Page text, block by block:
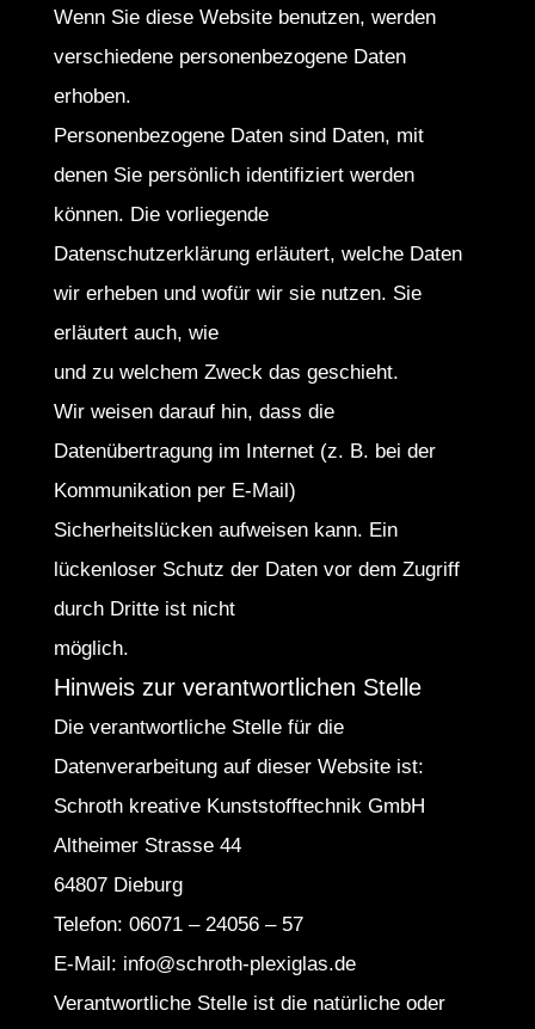
Wenn Sie diese Website benutzen, werden
verschiedene personenbezogene Daten
erhoben.
Personenbezogene Daten sind Daten, mit
denen Sie persönlich identifiziert werden
können. Die vorliegende
Datenschutzerklärung erläutert, welche Daten
wir erheben und wofür wir sie nutzen. Sie
erläutert auch, wie
und zu welchem Zweck das geschieht.
Wir weisen darauf hin, dass die
Datenübertragung im Internet (z. B. bei der
Kommunikation per E-Mail)
Sicherheitslücken aufweisen kann. Ein
lückenloser Schutz der Daten vor dem Zugriff
durch Dritte ist nicht
möglich.
Hinweis zur verantwortlichen Stelle
Die verantwortliche Stelle für die
Datenverarbeitung auf dieser Website ist:
Schroth kreative Kunststofftechnik GmbH
Altheimer Strasse 44
64807 Dieburg
Telefon: 06071 – 24056 – 57
E-Mail: info@schroth-plexiglas.de
Verantwortliche Stelle ist die natürliche oder